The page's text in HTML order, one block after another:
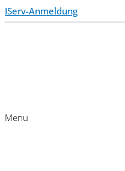
IServ-Anmeldung
Menu